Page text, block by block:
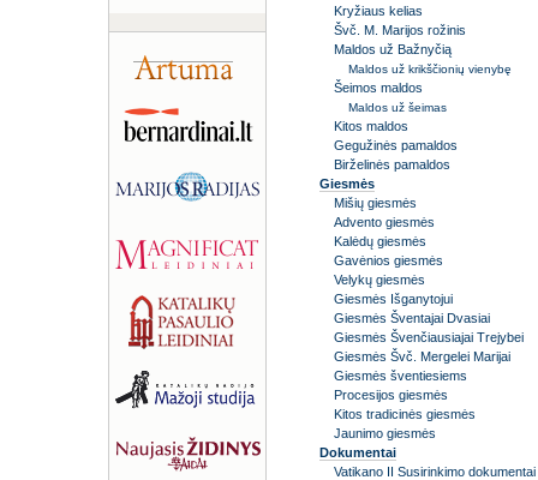
Kryžiaus kelias
Švč. M. Marijos rožinis
Maldos už Bažnyčią
Maldos už krikščionių vienybę
Šeimos maldos
Maldos už šeimas
Kitos maldos
Gegužinės pamaldos
Birželinės pamaldos
Giesmės
Mišių giesmės
Advento giesmės
Kalėdų giesmės
Gavėnios giesmės
Velykų giesmės
Giesmės Išganytojui
Giesmės Šventajai Dvasiai
Giesmės Švenčiausiajai Trejybei
Giesmės Švč. Mergelei Marijai
Giesmės šventiesiems
Procesijos giesmės
Kitos tradicinės giesmės
Jaunimo giesmės
Dokumentai
Vatikano II Susirinkimo dokumentai